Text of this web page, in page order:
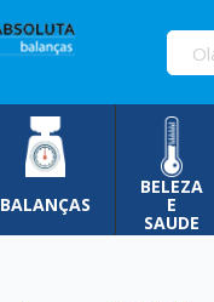
BALANÇAS
BELEZA
E
SAUDE